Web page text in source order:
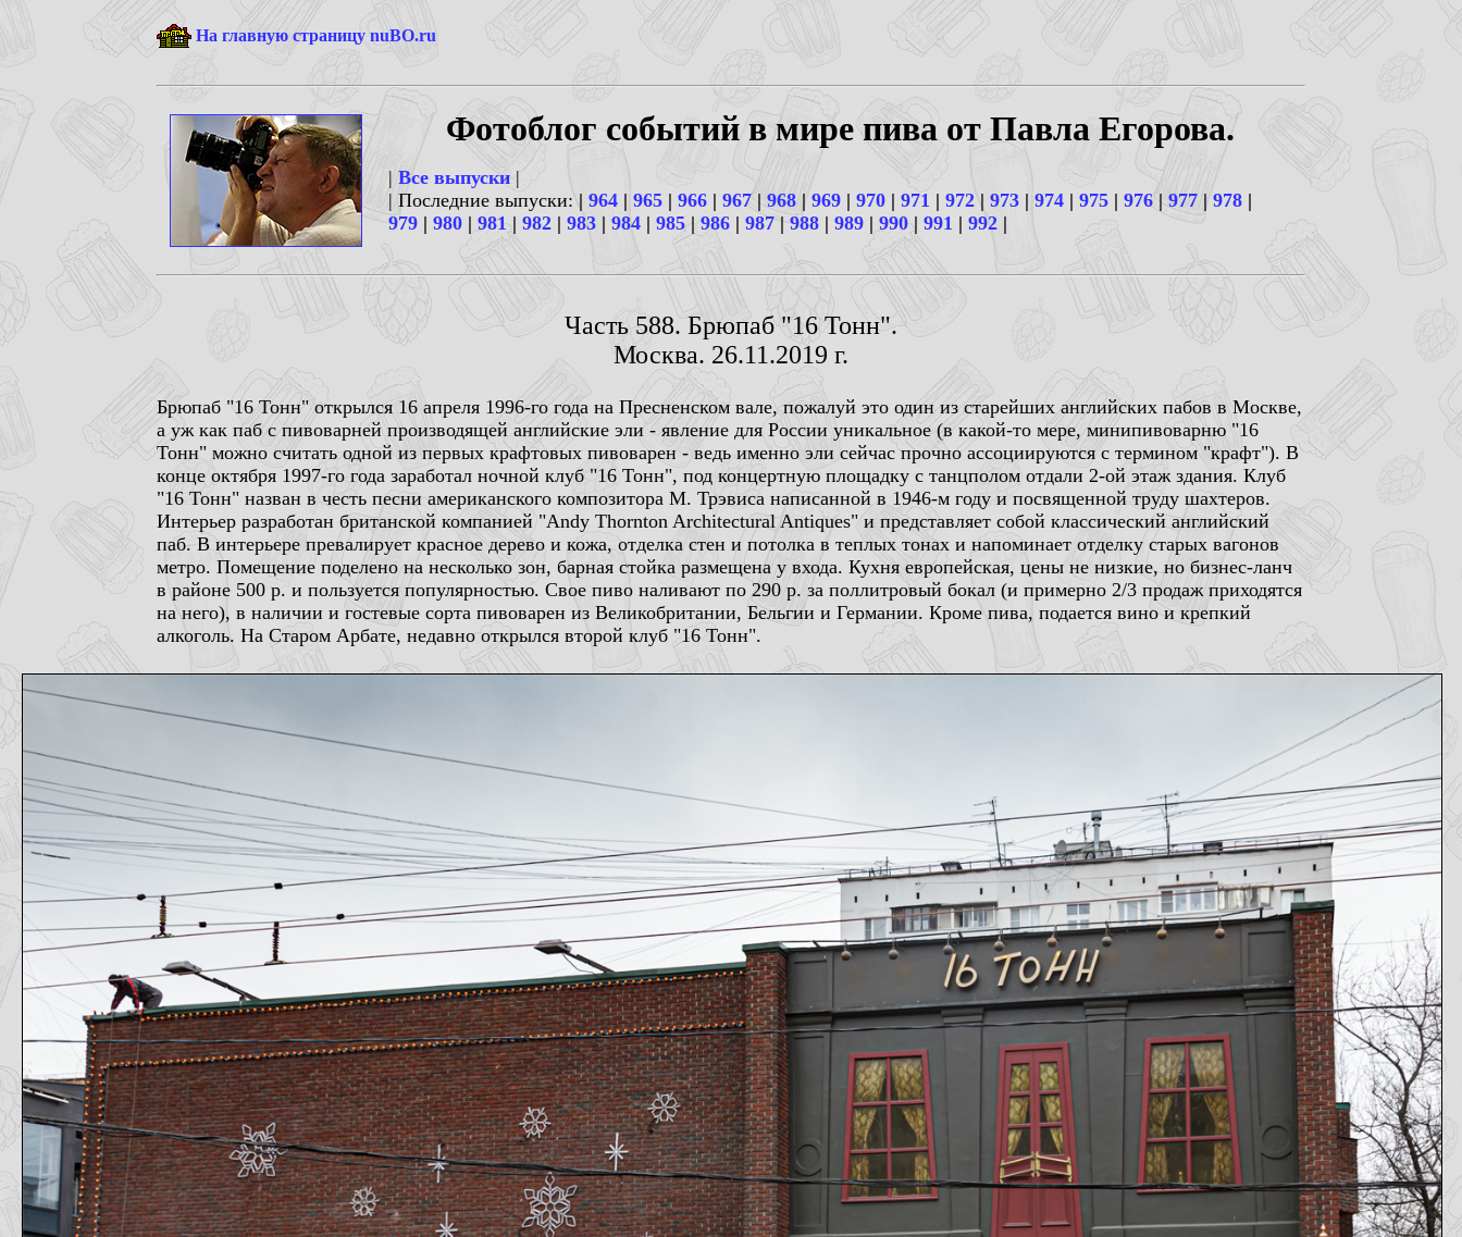
На главную страницу nuBO.ru
Фотоблог событий в мире пива от Павла Егорова.
| Все выпуски |
| Последние выпуски: | 964 | 965 | 966 | 967| 968 | 969 | 970 | 971 | 972 | 973 | 974 | 975 | 976| 977 | 978 |
979 | 980 | 981 | 982 | 983 | 984 | 985 | 986 | 987|988 | 989 | 990 | 991 | 992 |
Часть 588. Брюпаб "16 Тонн".
Москва. 26.11.2019 г.
Брюпаб "16 Тонн" открылся 16 апреля 1996-го года на Пресненском вале, пожалуй это один из старейших английских пабов в Москве,
а уж как паб с пивоварней производящей английские эли - явление для России уникальное (в какой-то мере, минипивоварню "16
Тонн" можно считать одной из первых крафтовых пивоварен - ведь именно эли сейчас прочно ассоциируются с термином "крафт"). В
конце октября 1997-го года заработал ночной клуб "16 Тонн", под концертную площадку с танцполом отдали 2-ой этаж здания. Клуб
"16 Тонн" назван в честь песни американского композитора М. Трэвиса написанной в 1946-м году и посвященной труду шахтеров.
Интерьер разработан британской компанией "Andy Thornton Architectural Antiques" и представляет собой классический английский
паб. В интерьере превалирует красное дерево и кожа, отделка стен и потолка в теплых тонах и напоминает отделку старых вагонов
метро. Помещение поделено на несколько зон, барная стойка размещена у входа. Кухня европейская, цены не низкие, но бизнес-ланч
в районе 500 р. и пользуется популярностью. Свое пиво наливают по 290 р. за поллитровый бокал (и примерно 2/3 продаж приходятся
на него), в наличии и гостевые сорта пивоварен из Великобритании, Бельгии и Германии. Кроме пива, подается вино и крепкий
алкоголь. На Старом Арбате, недавно открылся второй клуб "16 Тонн".